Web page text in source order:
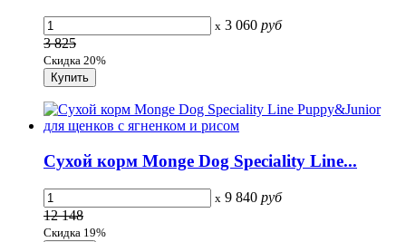
x 3 060 руб
3 825
Скидка 20%
Сухой корм Monge Dog Speciality Line...
x 9 840 руб
12 148
Скидка 19%